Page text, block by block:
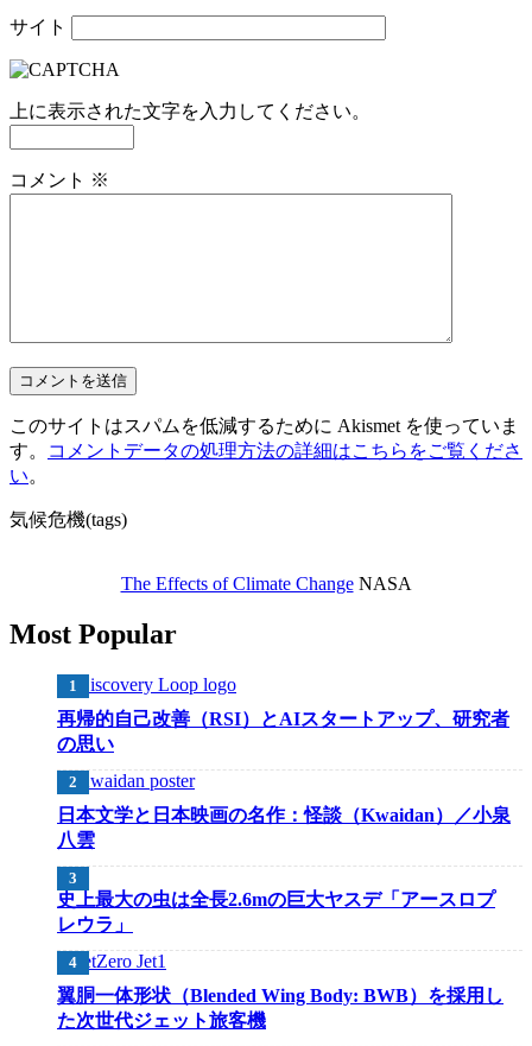
サイト
上に表示された文字を入力してください。
コメント ※
このサイトはスパムを低減するために Akismet を使っていま
す。
コメントデータの処理方法の詳細はこちらをご覧くださ
い。
気候危機(tags)
The Effects of Climate ChangeNASA
Most Popular
再帰的自己改善（RSI）とAIスタートアップ、研究者
の思い
日本文学と日本映画の名作：怪談（Kwaidan）／小泉
八雲
史上最大の虫は全長2.6mの巨大ヤスデ「アースロプ
レウラ」
翼胴一体形状（Blended Wing Body: BWB）を採用し
た次世代ジェット旅客機